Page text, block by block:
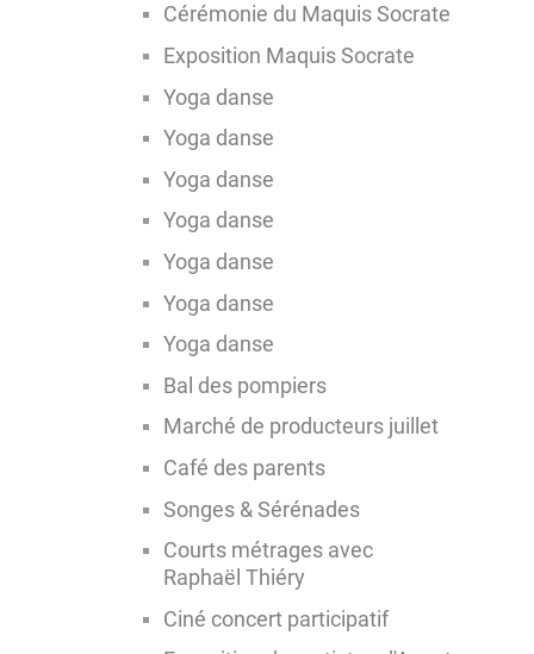
Cérémonie du Maquis Socrate
Exposition Maquis Socrate
Yoga danse
Yoga danse
Yoga danse
Yoga danse
Yoga danse
Yoga danse
Yoga danse
Bal des pompiers
Marché de producteurs juillet
Café des parents
Songes & Sérénades
Courts métrages avec
Raphaël Thiéry
Ciné concert participatif